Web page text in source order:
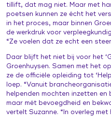
tillift, dat mag niet. Maar met
poetsen kunnen ze écht het
in het proces, maar binnen
de werkdruk voor
“Ze voelen dat ze echt een
Daar blijft het niet bij voor het
Groenhuysen. Samen met het
ze de officiële opleiding tot
loep. “Vanuit
helpenden mochten inzetten en
maar mét bevoegdheid en
vertelt Suzanne. “In overleg